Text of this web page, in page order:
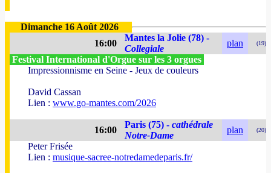
Dimanche 16 Août 2026
16:00
Mantes la Jolie (78) -
Collegiale
plan (19)
Festival International d'Orgue sur les 3 orgues
Impressionnisme en Seine - Jeux de couleurs
David Cassan
Lien : www.go-mantes.com/2026
16:00
Paris (75) - cathédrale
Notre-Dame
plan (20)
Peter Frisée
Lien : musique-sacree-notredamedeparis.fr/